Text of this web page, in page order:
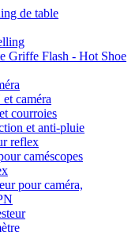
de table
Griffe Flash - Hot Shoe
caméra
courroies
et anti-pluie
reflex
caméscopes
pour caméra,